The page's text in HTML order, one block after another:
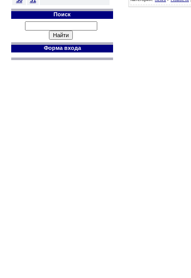
Поиск
Форма входа